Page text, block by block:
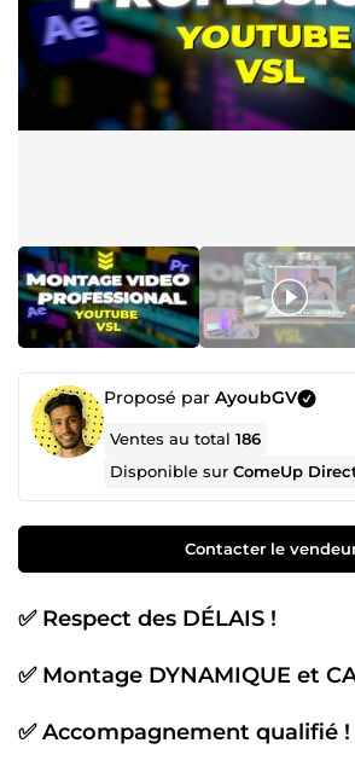
Proposé par AyoubGV
Ventes au total186
Disponible surComeUp
Contacter le
✅ Respect des DÉLAIS !
✅ Montage DYNAMIQUE et
✅ Accompagnement qualifié !